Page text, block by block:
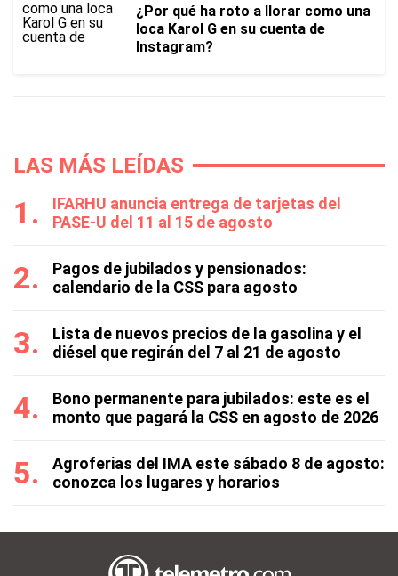
¿Por qué ha roto a llorar como una
loca Karol G en su cuenta de
Instagram?
LAS MÁS LEÍDAS
IFARHU anuncia entrega de tarjetas del
PASE-U del 11 al 15 de agosto
Pagos de jubilados y pensionados:
calendario de la CSS para agosto
Lista de nuevos precios de la gasolina y el
diésel que regirán del 7 al 21 de agosto
Bono permanente para jubilados: este es el
monto que pagará la CSS en agosto de 2026
Agroferias del IMA este sábado 8 de agosto:
conozca los lugares y horarios